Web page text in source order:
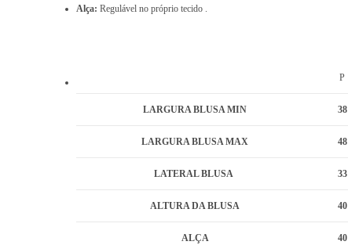
Alça: Regulável no próprio tecido .
P
LARGURA BLUSA MIN 38
LARGURA BLUSA MAX 48
LATERAL BLUSA 33
ALTURA DA BLUSA 40
ALÇA 40